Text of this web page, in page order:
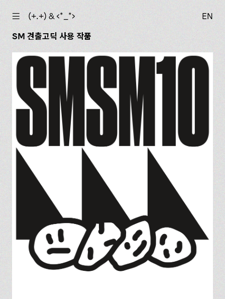
☰ (+.+) & ‹*_*›
EN
SM 견출고딕 사용 작품